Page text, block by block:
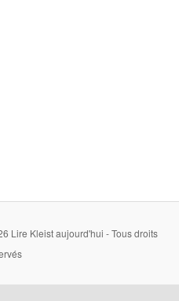
Lire Kleist aujourd'hui - Tous droits